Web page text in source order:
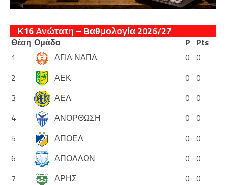
Κ16 Ανώτατη – Βαθμολογία 2026/27
Θέση Ομάδα P Pts
1
ΑΓΙΑ ΝΑΠΑ 0 0
2
ΑΕΚ 0 0
3
ΑΕΛ 0 0
4
ΑΝΟΡΘΩΣΗ 0 0
5
ΑΠΟΕΛ 0 0
6
ΑΠΟΛΛΩΝ 0 0
7
ΑΡΗΣ 0 0